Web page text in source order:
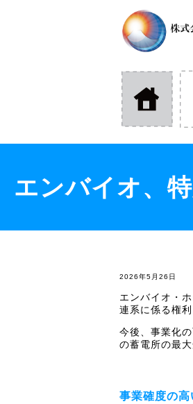
エンバイオ、
2026年5月26日
エンバイオ・
連系に係る権
今後、事業化
の蓄電所の最
事業確度の